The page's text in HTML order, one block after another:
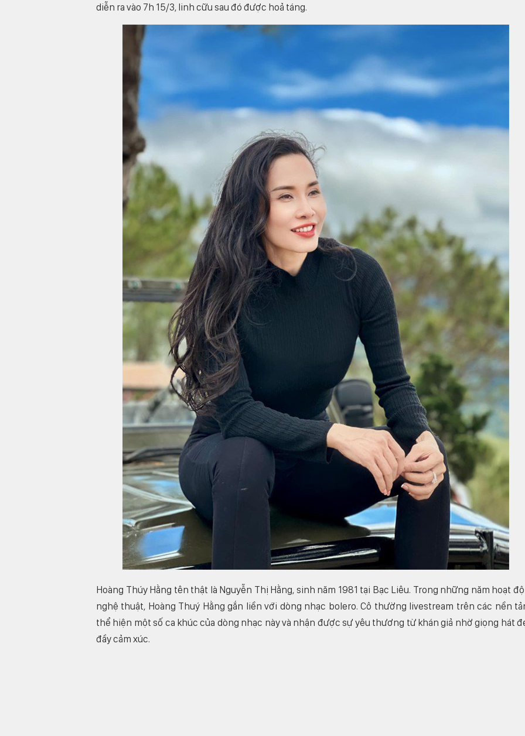
diễn ra vào 7h 15/3, linh cữu sau đó được hoả táng.
Hoàng Thúy Hằng tên thật là Nguyễn Thị Hằng, sinh năm 1981 tại Bạc Liêu. Trong những năm hoạt
nghệ thuật, Hoàng Thuý Hằng gắn liền với dòng nhạc bolero. Cô thường livestream trên các nền
thể hiện một số ca khúc của dòng nhạc này và nhận được sự yêu thương từ khán giả nhờ giọng hát
đầy cảm xúc.